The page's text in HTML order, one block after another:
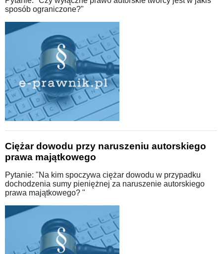
sposób ograniczone?"
Ciężar dowodu przy naruszeniu autorskiego
prawa majątkowego
Pytanie: "Na kim spoczywa ciężar dowodu w przypadku
dochodzenia sumy pieniężnej za naruszenie autorskiego
prawa majątkowego? "